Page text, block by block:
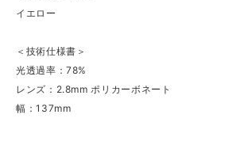
イエロー
＜技術仕様書＞
光透過率：78%
レンズ：2.8mm ポリカーボネート
幅：137mm